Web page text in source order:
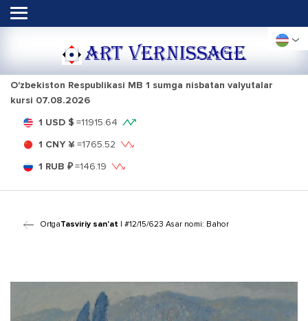
ART VERNISSAGE
O'zbekiston Respublikasi MB 1 sumga nisbatan valyutalar
kursi 07.08.2026
1 USD $ =11915.64
1 CNY ¥ =1765.52
1 RUB ₽=146.19
OrtgaTasviriy san'at | #12/15/623 Asar nomi: Bahor